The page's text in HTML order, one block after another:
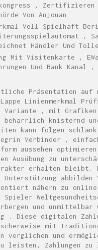
, Zertifizieren
Von Anjouan
Voll Spielhaft
,
Händler Und
Mit Visitenkarte ,
Und Bank Kanal
Präsentation auf
Linienmerkmal
Variante , mit
beharrlich knisternd
kann folgen schlank
Verbinder ,
aussehen
Ausübung zu
erhalten bleibt.
abbilden
nähern zu online
Spieler
und unmittelbar
. Diese digitalen
mit
verglichen und
leisten, Zahlungen